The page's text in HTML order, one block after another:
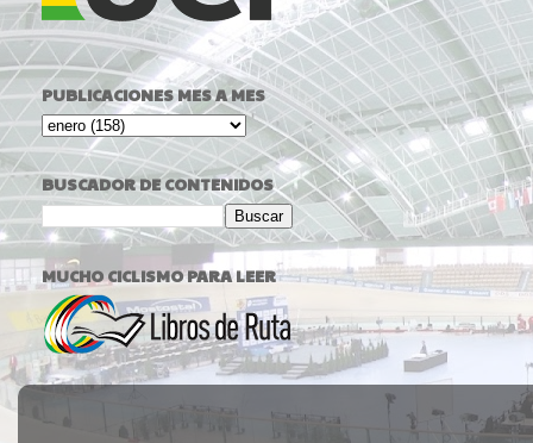
PUBLICACIONES MES A MES
BUSCADOR DE CONTENIDOS
MUCHO CICLISMO PARA LEER